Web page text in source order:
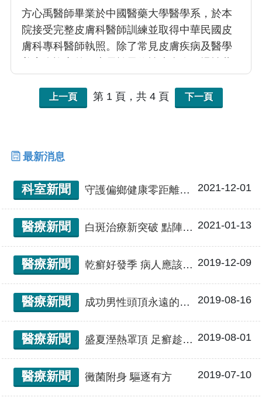
方心禹醫師畢業於中國醫藥大學醫學系，於本
院接受完整皮膚科醫師訓練並取得中華民國皮
膚科專科醫師執照。除了常見皮膚疾病及醫學
製劑治療。亦特別專精於化療及標靶藥物治療
相關皮膚副作用之處理。
上一頁 第 1 頁，共 4 頁 下一頁
最新消息
科室新聞 守護偏鄉健康零距離，遠距醫療智慧創新 2021-12-01
醫療新聞 白斑治療新突破 點陣微創表皮移植 皮膚色澤相似達八成 2021-01-13
醫療新聞 乾癬好發季 病人應該怎麼吃？ 2019-12-09
醫療新聞 成功男性頭頂永遠的痛 談雄性禿的成因與治療 2019-08-16
醫療新聞 盛夏溼熱罩頂 足癬趁勢崛起 2019-08-01
醫療新聞 黴菌附身 驅逐有方 2019-07-10